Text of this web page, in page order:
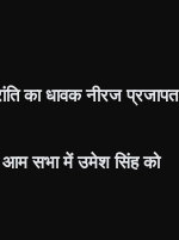
का धावक नीरज प्रजापत
आम सभा में उमेश सिंह को